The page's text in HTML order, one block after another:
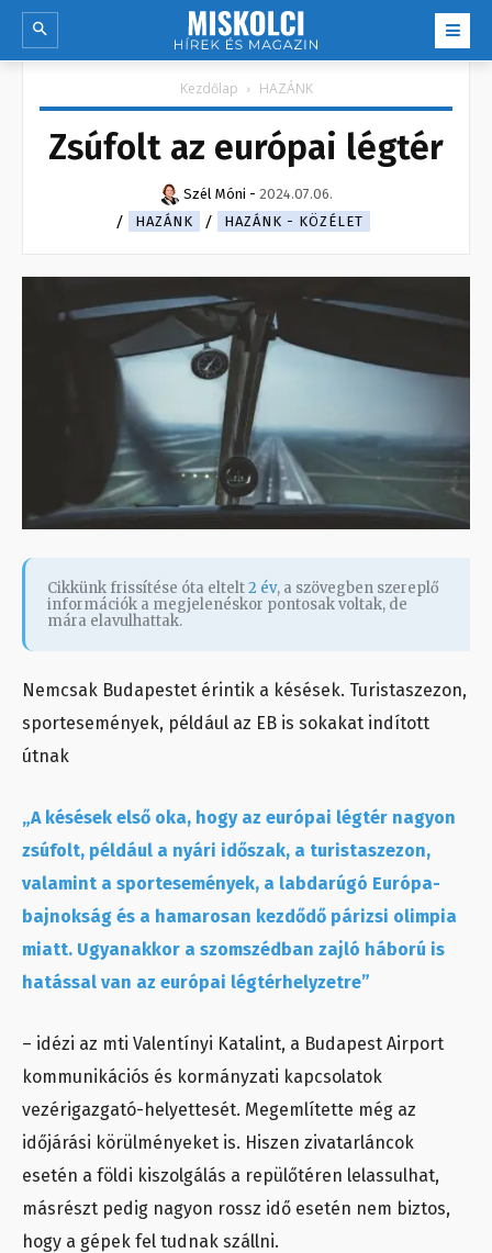
Kezdőlap HAZÁNK
Zsúfolt az európai légtér
Szél Móni - 2024.07.06.
HAZÁNK
HAZÁNK - KÖZÉLET
Cikkünk frissítése óta eltelt2 év, a szövegben szereplő
információk a megjelenéskor pontosak voltak, de
mára elavulhattak.
Nemcsak Budapestet érintik a késések. Turistaszezon,
sportesemények, például az EB is sokakat indított
útnak
„A késések első oka, hogy az európai légtér nagyon
zsúfolt, például a nyári időszak, a turistaszezon,
valamint a sportesemények, a labdarúgó Európa-
bajnokság és a hamarosan kezdődő párizsi olimpia
miatt. Ugyanakkor a szomszédban zajló háború is
hatással van az európai légtérhelyzetre”
– idézi az mti Valentínyi Katalint, a Budapest Airport
kommunikációs és kormányzati kapcsolatok
vezérigazgató-helyettesét. Megemlítette még az
időjárási körülményeket is. Hiszen zivatarláncok
esetén a földi kiszolgálás a repülőtéren lelassulhat,
másrészt pedig nagyon rossz idő esetén nem biztos,
hogy a gépek fel tudnak szállni.